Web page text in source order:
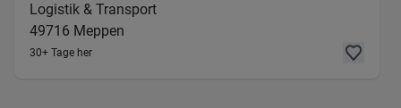
Logistik & Transport
49716 Meppen
30+ Tage her